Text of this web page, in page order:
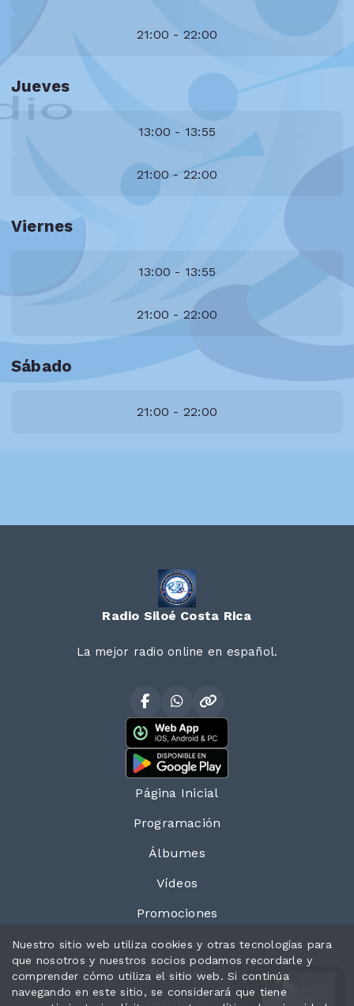
21:00 - 22:00
Jueves
13:00 - 13:55
21:00 - 22:00
Viernes
13:00 - 13:55
21:00 - 22:00
Sábado
21:00 - 22:00
Radio Siloé Costa Rica
La mejor radio online en español.
Página Inicial
Programación
Álbumes
Vídeos
Promociones
Eventos
Mensajes
Nuestro sitio web utiliza cookies y otras tecnologías para
que nosotros y nuestros socios podamos recordarle y
comprender cómo utiliza el sitio web. Si continúa
navegando en este sitio, se considerará que tiene